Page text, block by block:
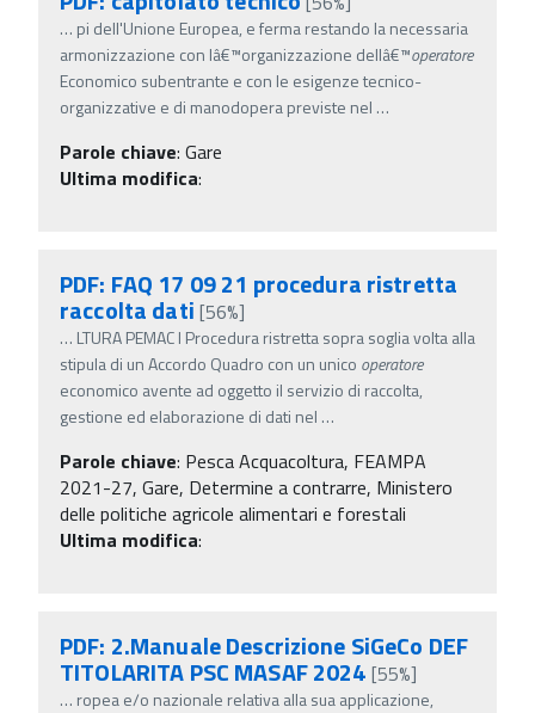
… pi dell'Unione Europea, e ferma restando la necessaria
armonizzazione con lâ€™organizzazione dellâ€™operatore
Economico subentrante e con le esigenze tecnico-
organizzative e di manodopera previste nel …
Parole chiave: Gare
Ultima modifica:
PDF: FAQ 17 09 21 procedura ristretta
raccolta dati [56%]
… LTURA PEMAC I Procedura ristretta sopra soglia volta alla
stipula di un Accordo Quadro con un unico operatore
economico avente ad oggetto il servizio di raccolta,
gestione ed elaborazione di dati nel …
Parole chiave: Pesca Acquacoltura, FEAMPA
2021-27, Gare, Determine a contrarre, Ministero
delle politiche agricole alimentari e forestali
Ultima modifica:
PDF: 2.Manuale Descrizione SiGeCo DEF
TITOLARITA PSC MASAF 2024 [55%]
… ropea e/o nazionale relativa alla sua applicazione,